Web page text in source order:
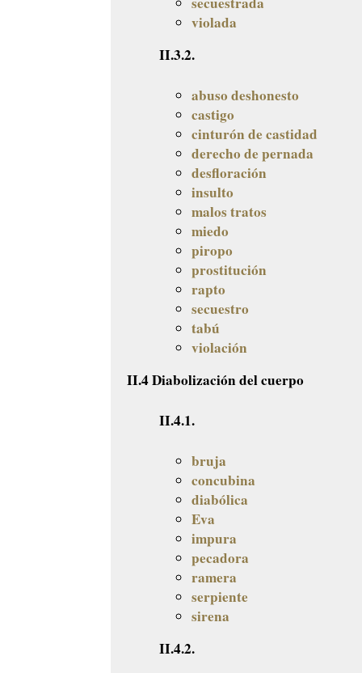
violada
II.3.2.
abuso deshonesto
castigo
cinturón de castidad
derecho de pernada
desfloración
insulto
malos tratos
miedo
piropo
prostitución
rapto
secuestro
tabú
violación
II.4 Diabolización del cuerpo
II.4.1.
bruja
concubina
diabólica
Eva
impura
pecadora
ramera
serpiente
sirena
II.4.2.